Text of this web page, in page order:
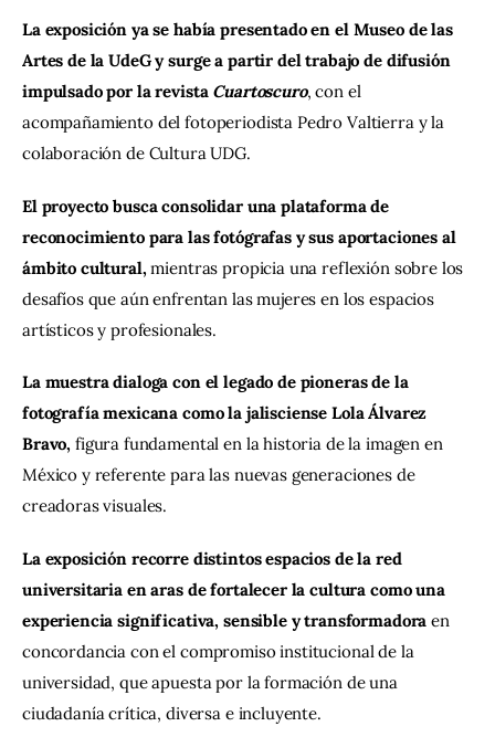
La exposición ya se había presentado en el Museo de las
Artes de la UdeG y surge a partir del trabajo de difusión
impulsado por la revista Cuartoscuro, con el
acompañamiento del fotoperiodista Pedro Valtierra y la
colaboración de Cultura UDG.
El proyecto busca consolidar una plataforma de
reconocimiento para las fotógrafas y sus aportaciones al
ámbito cultural, mientras propicia una reflexión sobre los
desafíos que aún enfrentan las mujeres en los espacios
artísticos y profesionales.
La muestra dialoga con el legado de pioneras de la
fotografía mexicana como la jalisciense Lola Álvarez
Bravo, figura fundamental en la historia de la imagen en
México y referente para las nuevas generaciones de
creadoras visuales.
La exposición recorre distintos espacios de la red
universitaria en aras de fortalecer la cultura como una
experiencia significativa, sensible y transformadora en
concordancia con el compromiso institucional de la
universidad, que apuesta por la formación de una
ciudadanía crítica, diversa e incluyente.